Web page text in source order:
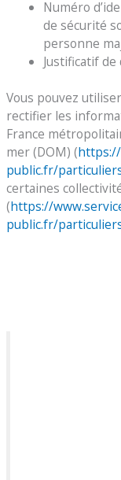
Numéro
de sécurité
personne
Justificatif de
Vous pouvez
rectifier les
France
mer (DOM) (
public.fr/
certaines
(https://
public.fr/